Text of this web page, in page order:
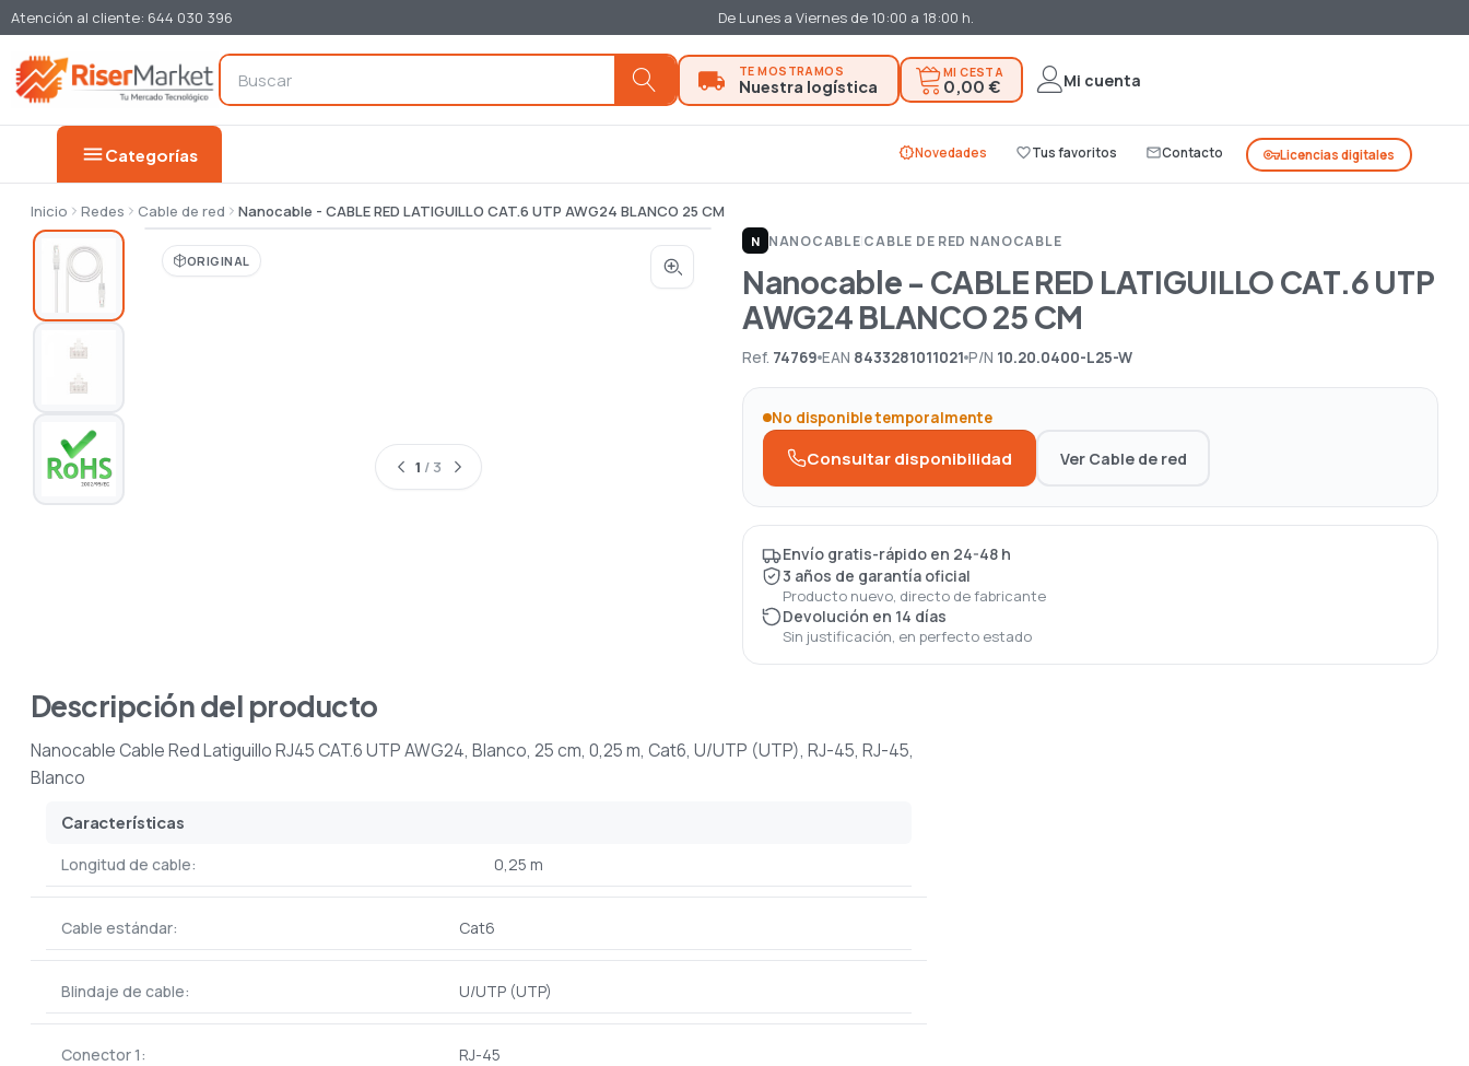
Atención al cliente: 644 030 396 De Lunes a Viernes de 10:00 a 18:00 h.
MI CESTA
0,00 € Mi cuenta
menuCategorías new_releasesNovedades favorite_borderTus favoritos mail_outlineContacto vpn_keyLicencias digitales
Inicio Redes Cable de red Nanocable - CABLE RED LATIGUILLO CAT.6 UTP AWG24 BLANCO 25 CM
ORIGINAL
1 / 3
N NANOCABLE|CABLE DE RED NANOCABLE
Nanocable - CABLE RED LATIGUILLO CAT.6 UTP
AWG24 BLANCO 25 CM
Ref. 74769 EAN 8433281011021 P/N 10.20.0400-L25-W
No disponible temporalmente
Consultar disponibilidad Ver Cable de red
Envío gratis-rápido en 24-48 h
3 años de garantía oficial
Producto nuevo, directo de fabricante
Devolución en 14 días
Sin justificación, en perfecto estado
Descripción del producto
Nanocable Cable Red Latiguillo RJ45 CAT.6 UTP AWG24, Blanco, 25 cm, 0,25 m, Cat6, U/UTP (UTP), RJ-45, RJ-45,
Blanco
Características
Longitud de cable: 0,25 m
Cable estándar: Cat6
Blindaje de cable: U/UTP (UTP)
Conector 1: RJ-45